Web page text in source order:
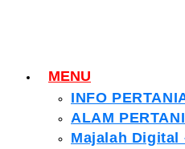
MENU
INFO
ALAM
Majalah Digital